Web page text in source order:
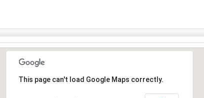
This page can't load Google Maps correctly.